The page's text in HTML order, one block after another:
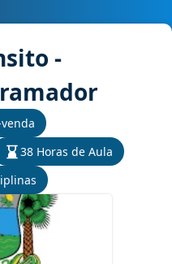
-
38 Horas de Aula